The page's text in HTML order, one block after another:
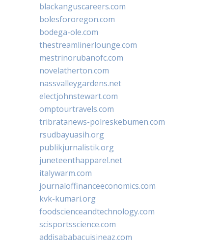
blackanguscareers.com
bolesfororegon.com
bodega-ole.com
thestreamlinerlounge.com
mestrinorubanofc.com
novelatherton.com
nassvalleygardens.net
electjohnstewart.com
omptourtravels.com
tribratanews-polreskebumen.com
rsudbayuasih.org
publikjurnalistik.org
juneteenthapparel.net
italywarm.com
journaloffinanceeconomics.com
kvk-kumari.org
foodscienceandtechnology.com
scisportsscience.com
addisababacuisineaz.com